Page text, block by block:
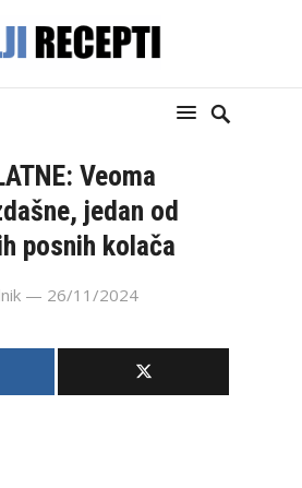
Veoma
jedan od
posnih kolača
— 26/11/2024